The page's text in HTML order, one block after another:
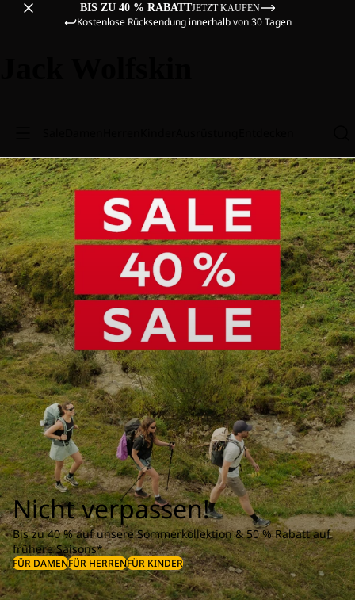
BIS ZU 40 % RABATTJETZT KAUFEN
Kostenlose Rücksendung innerhalb von 30 Tagen
Nicht verpassen!
Bis zu 40 % auf unsere Sommerkollektion & 50 % Rabatt auf
frühere Saisons*
FÜR DAMENFÜR HERRENFÜR KINDER